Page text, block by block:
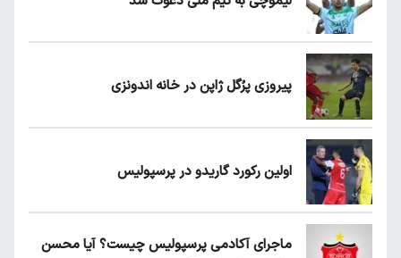
پیروزی پرُگل ژاپن در خانه اندونزی
اولین رکورد گاریدو در پرسپولیس
ماجرای آکادمی پرسپولیس چیست؟ آیا محسن